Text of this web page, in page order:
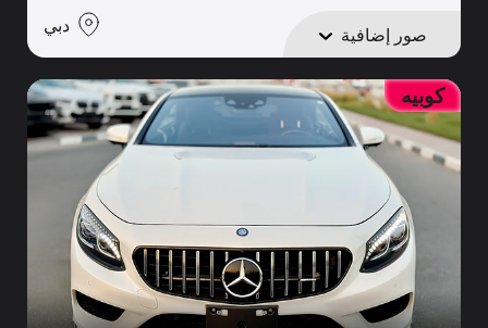
صور إضافية دبي
كوبيه